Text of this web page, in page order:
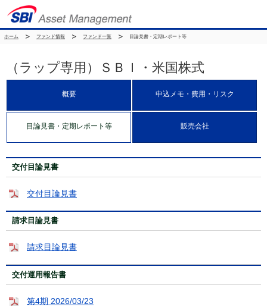
ホーム ファンド情報 ファンド一覧 目論見書・定期レポート等
（ラップ専用）ＳＢＩ・米国株式
概要 申込メモ・費用・リスク
目論見書・定期レポート等 販売会社
交付目論見書
交付目論見書
請求目論見書
請求目論見書
交付運用報告書
第4期 2026/03/23